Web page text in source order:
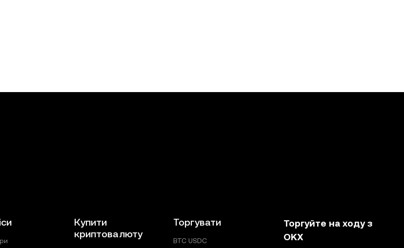
Купити
криптовалюту
Торгувати
BTC USDC
Торгуйте на ходу з
OKX